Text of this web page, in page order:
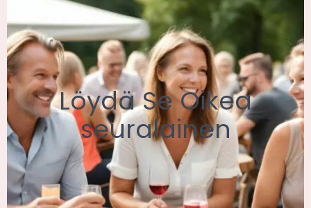
Löydä Se Oikea
seuralainen